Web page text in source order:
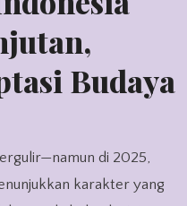
Budaya
di 2025,
karakter yang